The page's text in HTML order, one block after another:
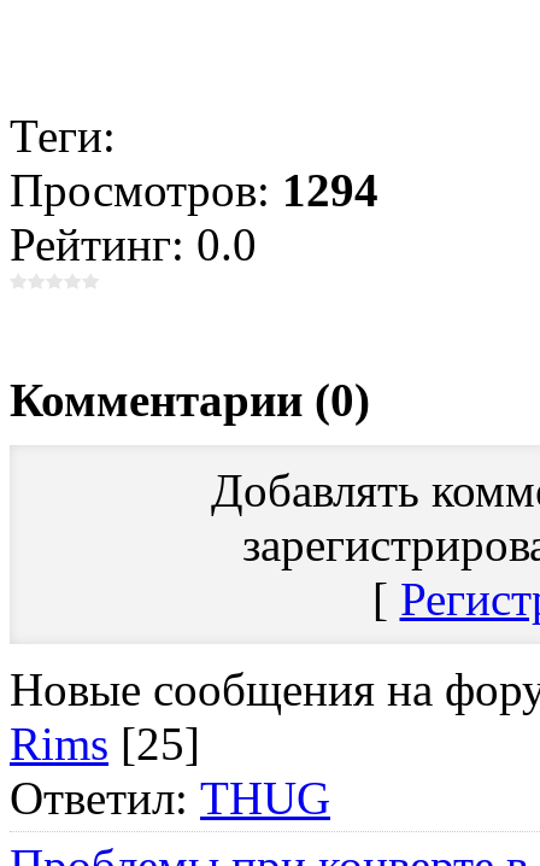
Теги:
Просмотров: 1294
Рейтинг: 0.0
Комментарии (0)
Добавлять
[
Новые сообщения на
Rims [25]
Ответил: THUG